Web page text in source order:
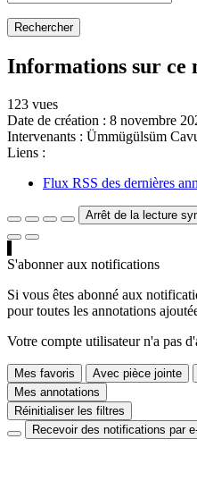
Rechercher
Informations sur ce
123 vues
Date de création : 8 novembre
Intervenants : Ümmügülsüm
Liens :
Flux RSS des dernières
Arrêt de la lecture
S'abonner aux notifications
Si vous êtes abonné aux
pour toutes les annotations
Votre compte utilisateur n'a pas
Mes favoris Avec pièce jointe
Mes annotations
Réinitialiser les filtres
Recevoir des notifications par